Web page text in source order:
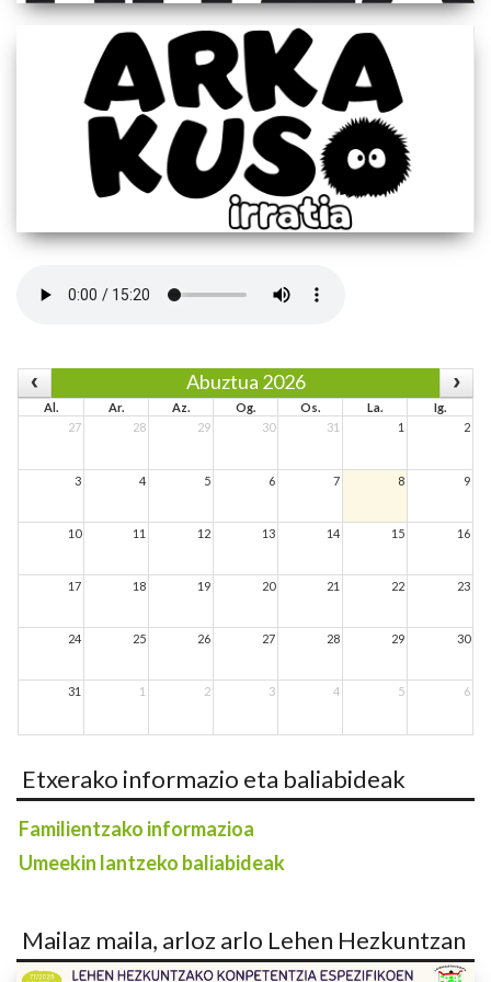
Abuztua 2026
Al. Ar. Az. Og. Os. La.
Ig.
27
28 29 30 31 1 2
3 4 5 6 7 8 9
10 11 12 13 14 15 16
17 18 19 20 21 22 23
24 25 26 27 28 29 30
31 1 2 3 4 5 6
Etxerako informazio eta baliabideak
Familientzako informazioa
Umeekin lantzeko baliabideak
Mailaz maila, arloz arlo Lehen Hezkuntzan